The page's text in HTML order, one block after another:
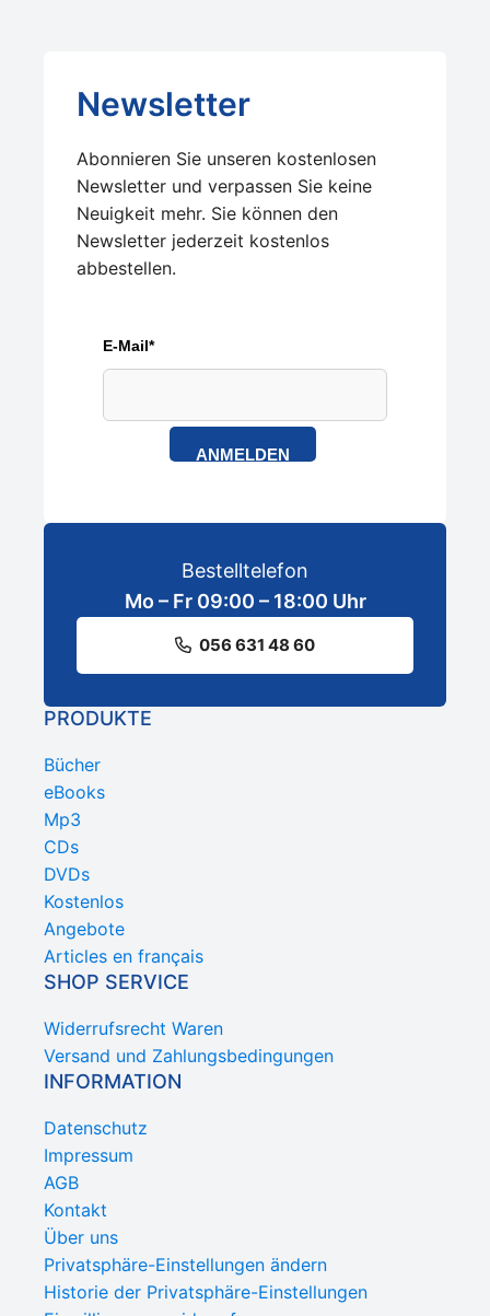
Newsletter
Abonnieren Sie unseren kostenlosen
Newsletter und verpassen Sie keine
Neuigkeit mehr. Sie können den
Newsletter jederzeit kostenlos
abbestellen.
E-Mail*
ANMELDEN
Bestelltelefon
Mo – Fr 09:00 – 18:00 Uhr
056 631 48 60
PRODUKTE
Bücher
eBooks
Mp3
CDs
DVDs
Kostenlos
Angebote
Articles en français
SHOP SERVICE
Widerrufsrecht Waren
Versand und Zahlungsbedingungen
INFORMATION
Datenschutz
Impressum
AGB
Kontakt
Über uns
Privatsphäre-Einstellungen ändern
Historie der Privatsphäre-Einstellungen